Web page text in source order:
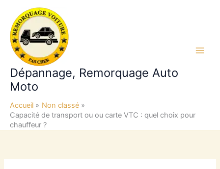
contenu
Dépannage, Remorquage Auto
Moto
Accueil
Non classé
Capacité de transport ou ou carte VTC : quel choix pour
chauffeur ?